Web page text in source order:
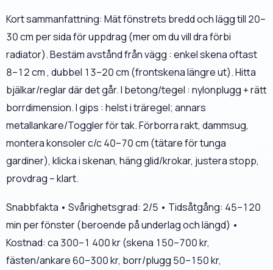
Kort sammanfattning: Mät fönstrets bredd och lägg till 20–
30 cm per sida för uppdrag (mer om du vill dra förbi
radiator). Bestäm avstånd från vägg : enkel skena oftast
8–12 cm , dubbel 13–20 cm (frontskena längre ut). Hitta
bjälkar/reglar där det går. I betong/tegel : nylonplugg + rätt
borrdimension. I gips : helst i träregel; annars
metallankare/Toggler för tak. Förborra rakt, dammsug,
montera konsoler c/c 40–70 cm (tätare för tunga
gardiner), klicka i skenan, häng glid/krokar, justera stopp,
provdrag – klart.
Snabbfakta • Svårighetsgrad: 2/5 • Tidsåtgång: 45–120
min per fönster (beroende på underlag och längd) •
Kostnad: ca 300–1 400 kr (skena 150–700 kr,
fästen/ankare 60–300 kr, borr/plugg 50–150 kr,